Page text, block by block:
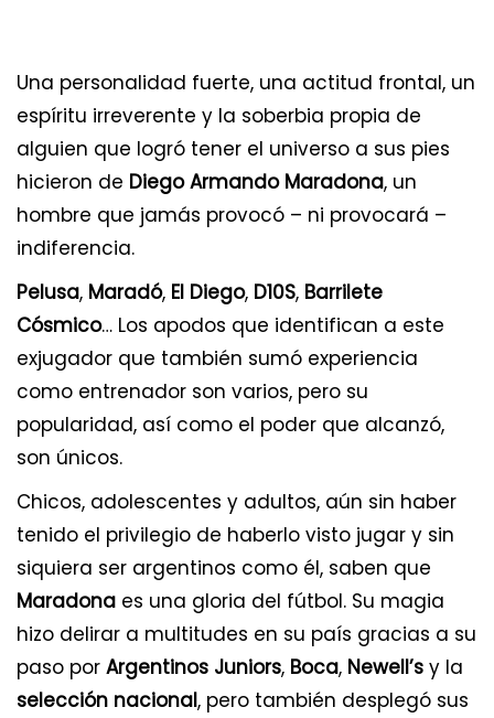
Una personalidad fuerte, una actitud frontal, un
espíritu irreverente y la soberbia propia de
alguien que logró tener el universo a sus pies
hicieron de Diego Armando Maradona, un
hombre que jamás provocó – ni provocará –
indiferencia.
Pelusa, Maradó, El Diego, D10S, Barrilete
Cósmico… Los apodos que identifican a este
exjugador que también sumó experiencia
como entrenador son varios, pero su
popularidad, así como el poder que alcanzó,
son únicos.
Chicos, adolescentes y adultos, aún sin haber
tenido el privilegio de haberlo visto jugar y sin
siquiera ser argentinos como él, saben que
Maradona es una gloria del fútbol. Su magia
hizo delirar a multitudes en su país gracias a su
paso por Argentinos Juniors, Boca, Newell’s y la
selección nacional, pero también desplegó sus